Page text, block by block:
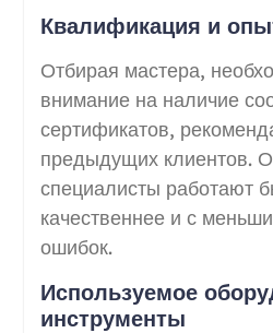
Квалификация и
Отбирая мастера,
внимание на наличие
сертификатов,
предыдущих клиентов.
специалисты работают
качественнее и с
ошибок.
Используемое
инструменты